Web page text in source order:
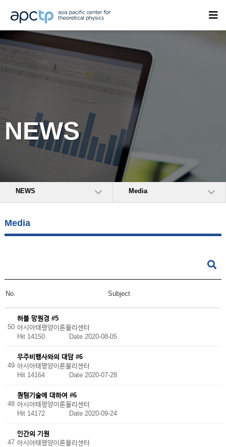
NEWS
NEWS Media
Media
No. Subject
50
허블 망원경 #5
아시아태평양이론물리센터
Hit 14150 Date 2020-08-05
49
우주비행사와의 대담 #6
아시아태평양이론물리센터
Hit 14164 Date 2020-07-28
48
퀀텀기술에 대하여 #6
아시아태평양이론물리센터
Hit 14172 Date 2020-09-24
47
인간의 기원
아시아태평양이론물리센터